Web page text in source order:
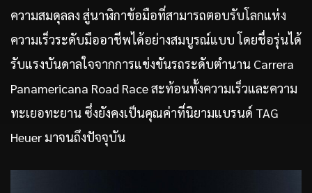
ความสมดุลลง สู่นาฬิกาข้อมือที่สามารถตอบรับโลกแห่ง
ความเร็วระดับมืออาชีพได้อย่างสมบูรณ์แบบ โดยชื่อรุ่นได้
รับแรงบันดาลใจจากการแข่งขันรถระดับตำนาน Carrera
Panamericana Road Race สะท้อนทั้งความเร็วและความ
ทะเยอทะยาน ซึ่งยังคงเป็นคุณค่าที่นิยามแบรนด์ TAG
Heuer มาจนถึงปัจจุบัน